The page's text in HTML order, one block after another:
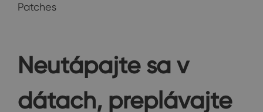
Patches
Neutápajte sa v
dátach, preplávajte